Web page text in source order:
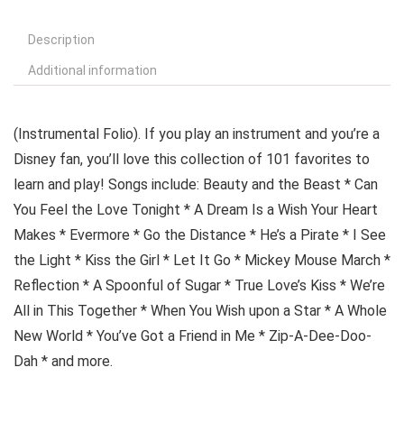
Description
Additional information
(Instrumental Folio). If you play an instrument and you’re a
Disney fan, you’ll love this collection of 101 favorites to
learn and play! Songs include: Beauty and the Beast * Can
You Feel the Love Tonight * A Dream Is a Wish Your Heart
Makes * Evermore * Go the Distance * He’s a Pirate * I See
the Light * Kiss the Girl * Let It Go * Mickey Mouse March *
Reflection * A Spoonful of Sugar * True Love’s Kiss * We’re
All in This Together * When You Wish upon a Star * A Whole
New World * You’ve Got a Friend in Me * Zip-A-Dee-Doo-
Dah * and more.